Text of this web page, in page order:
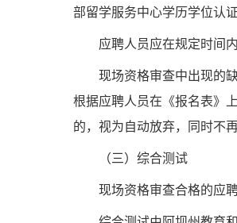
部留学服务中心学历学位认证
应聘人员应在规定时间
现场资格审查中出现的
根据应聘人员在《报名表》
的，视为自动放弃，同时不
（三） 综合测试
现场资格审查合格的应